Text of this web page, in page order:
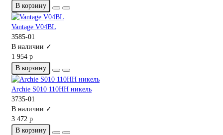
В корзину
Vantage V04BL
3585-01
В наличии ✓
1 954 р
В корзину
Archie S010 110HH никель
3735-01
В наличии ✓
3 472 р
В корзину